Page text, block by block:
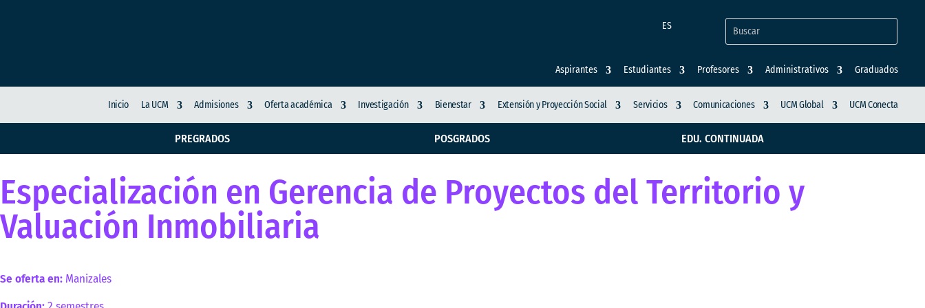
ES
Aspirantes Estudiantes Profesores Administrativos Graduados
Inicio La UCM Admisiones Oferta académica Investigación Bienestar Extensión y Proyección Social Servicios Comunicaciones UCM Global UCM Conecta
PREGRADOS POSGRADOS EDU. CONTINUADA
Especialización en Gerencia de Proyectos del Territorio y
Valuación Inmobiliaria
Se oferta en: Manizales